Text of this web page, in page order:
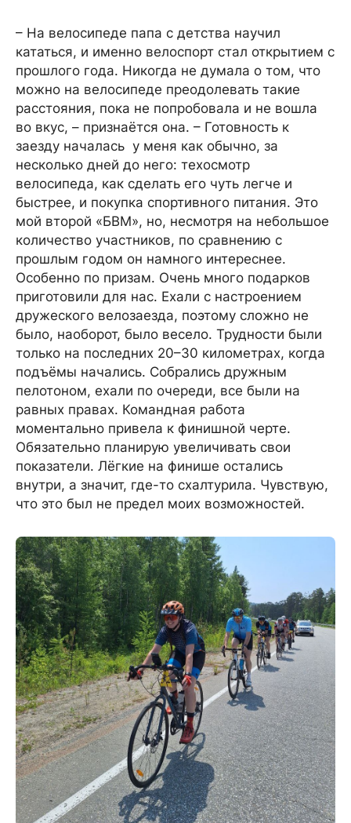
– На велосипеде папа с детства научил
кататься, и именно велоспорт стал открытием с
прошлого года. Никогда не думала о том, что
можно на велосипеде преодолевать такие
расстояния, пока не попробовала и не вошла
во вкус, – признаётся она. – Готовность к
заезду началась у меня как обычно, за
несколько дней до него: техосмотр
велосипеда, как сделать его чуть легче и
быстрее, и покупка спортивного питания. Это
мой второй «БВМ», но, несмотря на небольшое
количество участников, по сравнению с
прошлым годом он намного интереснее.
Особенно по призам. Очень много подарков
приготовили для нас. Ехали с настроением
дружеского велозаезда, поэтому сложно не
было, наоборот, было весело. Трудности были
только на последних 20–30 километрах, когда
подъёмы начались. Собрались дружным
пелотоном, ехали по очереди, все были на
равных правах. Командная работа
моментально привела к финишной черте.
Обязательно планирую увеличивать свои
показатели. Лёгкие на финише остались
внутри, а значит, где-то схалтурила. Чувствую,
что это был не предел моих возможностей.